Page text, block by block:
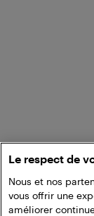
Le respect de
Nous et nos
vous offrir une
améliorer